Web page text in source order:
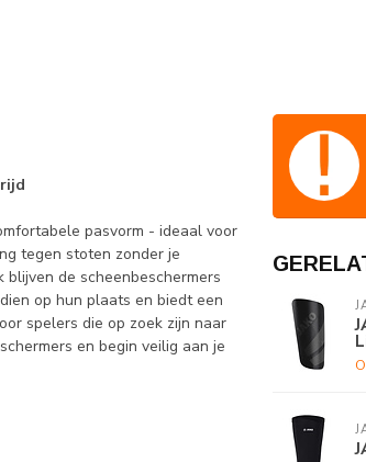
pasvorm - ideaal voor
tegen stoten zonder je
de scheenbeschermers
op hun plaats en biedt een
spelers die op zoek zijn naar
en begin veilig aan je